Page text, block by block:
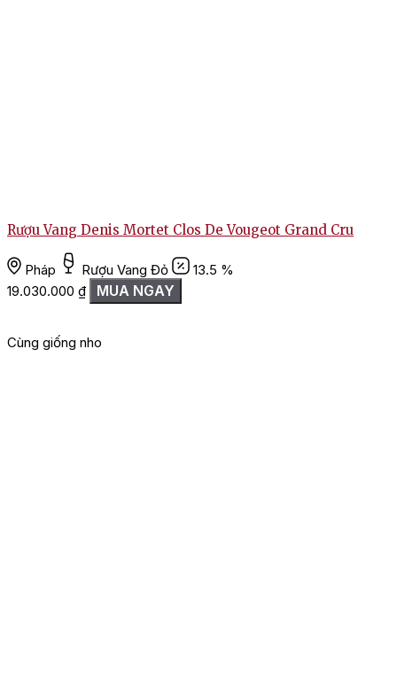
Rượu Vang Denis Mortet Clos De Vougeot Grand Cru
Pháp Rượu Vang Đỏ
13.5 %
19.030.000 ₫ MUA NGAY
Cùng giống nho